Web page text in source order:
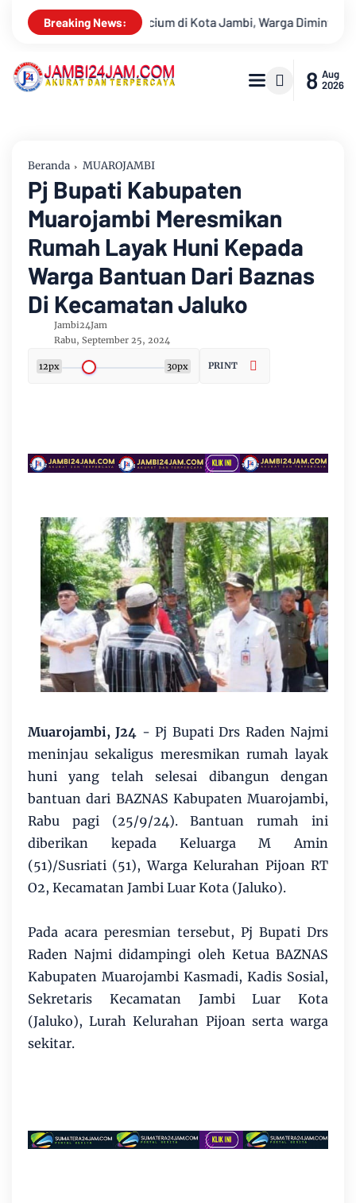
Breaking News:
Diminta Waspada Hadapi Puncak Kemarau Ambisi
8 Aug
2026
Beranda MUAROJAMBI
Pj Bupati Kabupaten
Muarojambi Meresmikan
Rumah Layak Huni Kepada
Warga Bantuan Dari Baznas
Di Kecamatan Jaluko
Jambi24Jam
Rabu, September 25, 2024
12px 30px PRINT
Muarojambi, J24 - Pj Bupati Drs Raden Najmi
meninjau sekaligus meresmikan rumah layak
huni yang telah selesai dibangun dengan
bantuan dari BAZNAS Kabupaten Muarojambi,
Rabu pagi (25/9/24). Bantuan rumah ini
diberikan kepada Keluarga M Amin
(51)/Susriati (51), Warga Kelurahan Pijoan RT
O2, Kecamatan Jambi Luar Kota (Jaluko).
Pada acara peresmian tersebut, Pj Bupati Drs
Raden Najmi didampingi oleh Ketua BAZNAS
Kabupaten Muarojambi Kasmadi, Kadis Sosial,
Sekretaris Kecamatan Jambi Luar Kota
(Jaluko), Lurah Kelurahan Pijoan serta warga
sekitar.